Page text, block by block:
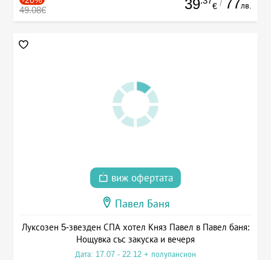
49.08€ 39 € / лв.
виж офертата
Павел Баня
Луксозен 5-звезден СПА хотел Княз Павел в Павел баня:
Нощувка със закуска и вечеря
Дата: 17.07 - 22.12 + полупансион